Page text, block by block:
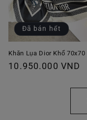
Đã bán hết
Khăn Lụa Dior Khổ 70x70
Giá
10.950.000 VND